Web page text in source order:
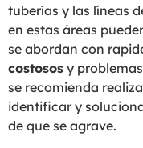
tuberías y las líneas
en estas áreas
se abordan con
costosos y
se recomienda
identificar y
de que se agrave.